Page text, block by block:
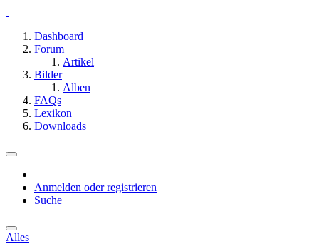
Dashboard
Forum
Artikel
Bilder
Alben
FAQs
Lexikon
Downloads
Anmelden oder registrieren
Suche
Alles